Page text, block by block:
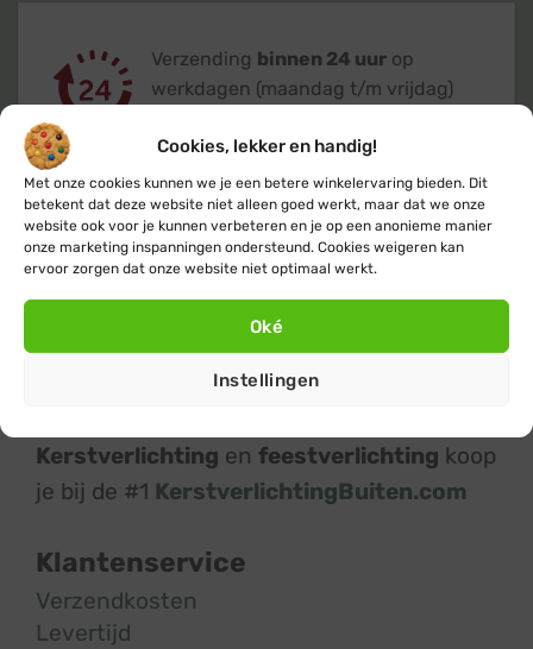
Cookies, lekker en handig!
Met onze cookies kunnen we je een betere winkelervaring bieden. Dit
betekent dat deze website niet alleen goed werkt, maar dat we onze
website ook voor je kunnen verbeteren en je op een anonieme manier
onze marketing inspanningen ondersteund. Cookies weigeren kan
ervoor zorgen dat onze website niet optimaal werkt.
Oké
Instellingen
Verzending binnen 24 uur op
werkdagen (maandag t/m vrijdag)
Klanten geven ons een 9,4op basis van
+14.800 beoordelingen
Kerstverlichting en feestverlichting koop
je bij de #1 KerstverlichtingBuiten.com
Klantenservice
Verzendkosten
Levertijd